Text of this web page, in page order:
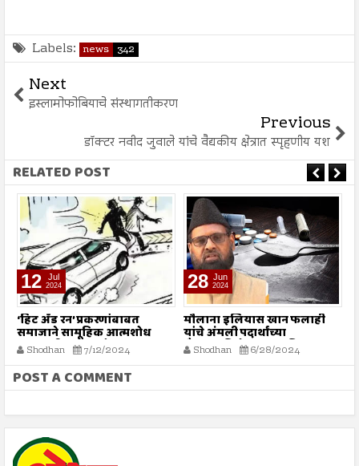
Labels: news 342
Next
इस्लामोफोबियाचे संस्थागतीकरण
Previous
डॉक्टर नवीद जुवाले यांचे वैद्यकीय क्षेत्रात स्पृहणीय यश
RELATED POST
12 Jul
2024
‘हिट अँड रन’ प्रकरणांबाबत
समाजाने सामूहिक आत्मशोध
करण्याची गरज - मौलाना
इलियास खान फलाही
Shodhan 7/12/2024
28 Jun
2024
मौलाना इलियास खान फलाही
यांचे अंमली पदार्थांच्या
गैरवापराविरोधात सामूहिक
कारवाईचे आवाहन
Shodhan 6/28/2024
POST A COMMENT